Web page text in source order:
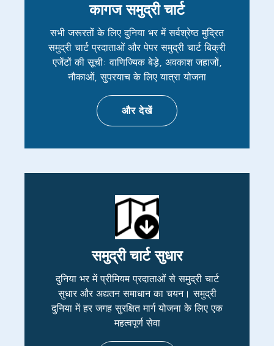
कागज समुद्री चार्ट
सभी जरूरतों के लिए दुनिया भर में सर्वश्रेष्ठ मुद्रित
समुद्री चार्ट प्रदाताओं और पेपर समुद्री चार्ट बिक्री
एजेंटों की सूची: वाणिज्यिक बेड़े, अवकाश जहाजों,
नौकाओं, सुपरयाच के लिए यात्रा योजना
और देखें
समुद्री चार्ट सुधार
दुनिया भर में प्रीमियम प्रदाताओं से समुद्री चार्ट
सुधार और अद्यतन समाधान का चयन। समुद्री
दुनिया में हर जगह सुरक्षित मार्ग योजना के लिए एक
महत्वपूर्ण सेवा